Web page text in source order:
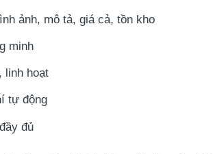
ảnh, mô tả, giá cả, tồn kho
minh
linh hoạt
tự động
đủ